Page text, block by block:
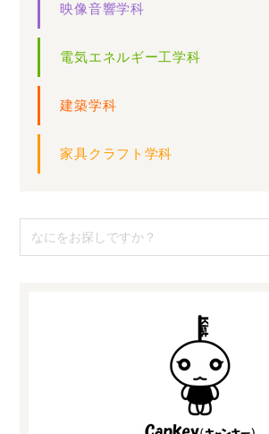
映像音響学科
電気エネルギー工学科
建築学科
家具クラフト学科